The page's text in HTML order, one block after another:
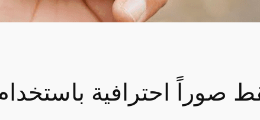
صوراً احترافية